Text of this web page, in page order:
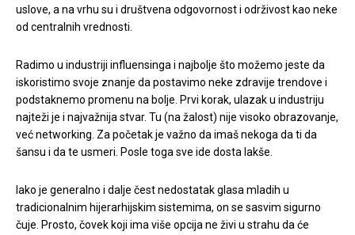
uslove, a na vrhu su i društvena odgovornost i održivost kao neke
od centralnih vrednosti.
Radimo u industriji influensinga i najbolje što možemo jeste da
iskoristimo svoje znanje da postavimo neke zdravije trendove i
podstaknemo promenu na bolje. Prvi korak, ulazak u industriju
najteži je i najvažnija stvar. Tu (na žalost) nije visoko obrazovanje,
već networking. Za početak je važno da imaš nekoga da ti da
šansu i da te usmeri. Posle toga sve ide dosta lakše.
Iako je generalno i dalje čest nedostatak glasa mladih u
tradicionalnim hijerarhijskim sistemima, on se sasvim sigurno
čuje. Prosto, čovek koji ima više opcija ne živi u strahu da će